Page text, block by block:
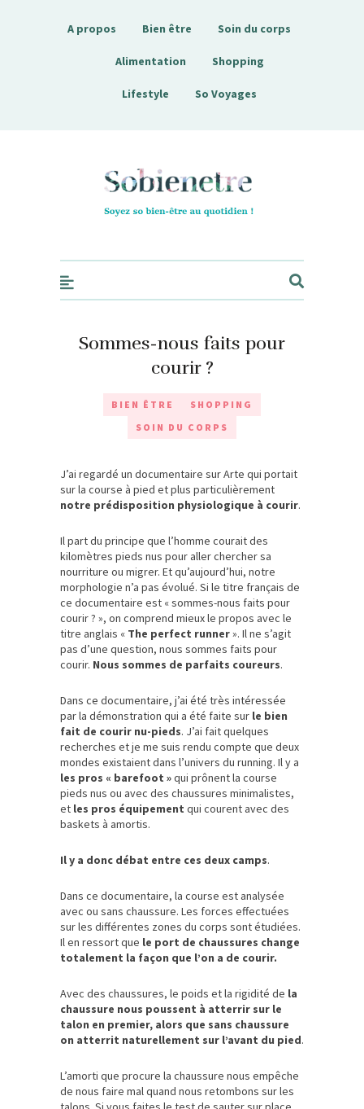
A propos Bien être Soin du corps
Alimentation Shopping
Lifestyle So Voyages
Sobienetre
Sommes-nous faits pour
courir ?
BIEN ÊTRE
SHOPPING
SOIN DU CORPS
J’ai regardé un documentaire sur Arte qui portait
sur la course à pied et plus particulièrement
notre prédisposition physiologique à courir.
Il part du principe que l’homme courait des
kilomètres pieds nus pour aller chercher sa
nourriture ou migrer. Et qu’aujourd’hui, notre
morphologie n’a pas évolué. Si le titre français de
ce documentaire est « sommes-nous faits pour
courir ? », on comprend mieux le propos avec le
titre anglais « The perfect runner». Il ne s’agit
pas d’une question, nous sommes faits pour
courir. Nous sommes de parfaits coureurs.
Dans ce documentaire, j’ai été très intéressée
par la démonstration qui a été faite sur le bien
fait de courir nu-pieds. J’ai fait quelques
recherches et je me suis rendu compte que deux
mondes existaient dans l’univers du running. Il y a
les pros « barefoot »qui prônent la course
pieds nus ou avec des chaussures minimalistes,
et les pros équipement qui courent avec des
baskets à amortis.
Il y a donc débat entre ces deux camps.
Dans ce documentaire, la course est analysée
avec ou sans chaussure. Les forces effectuées
sur les différentes zones du corps sont étudiées.
Il en ressort que le port de chaussures change
totalement la façon que l’on a de courir.
Avec des chaussures, le poids et la rigidité de la
chaussure nous poussent à atterrir sur le
talon en premier, alors que sans chaussure
on atterrit naturellement sur l’avant du pied.
L’amorti que procure la chaussure nous empêche
de nous faire mal quand nous retombons sur les